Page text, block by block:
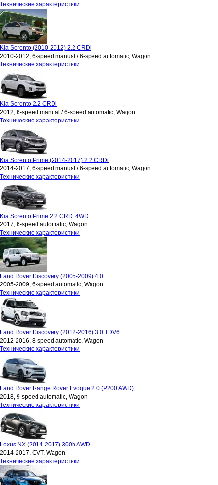
Технические характеристики
Kia Sorento (2010-2012) 2.2 CRDi
2010-2012, 6-speed manual / 6-speed automatic, Wagon
Технические характеристики
Kia Sorento 2.2 CRDi
2012, 6-speed manual / 6-speed automatic, Wagon
Технические характеристики
Kia Sorento Prime (2014-2017) 2.2 CRDi
2014-2017, 6-speed manual / 6-speed automatic, Wagon
Технические характеристики
Kia Sorento Prime 2.2 CRDi 4WD
2017, 6-speed automatic, Wagon
Технические характеристики
Land Rover Discovery (2005-2009) 4.0
2005-2009, 6-speed automatic, Wagon
Технические характеристики
Land Rover Discovery (2012-2016) 3.0 TDV6
2012-2016, 8-speed automatic, Wagon
Технические характеристики
Land Rover Range Rover Evoque 2.0 (P200 AWD)
2018, 9-speed automatic, Wagon
Технические характеристики
Lexus NX (2014-2017) 300h AWD
2014-2017, CVT, Wagon
Технические характеристики